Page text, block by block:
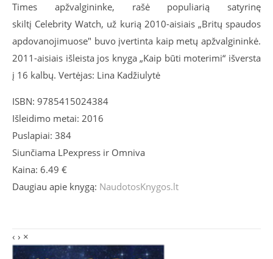
Times apžvalgininke, rašė populiarią satyrinę
skiltį Celebrity Watch, už kurią 2010-aisiais „Britų spaudos
apdovanojimuose" buvo įvertinta kaip metų apžvalgininkė.
2011-aisiais išleista jos knyga „Kaip būti moterimi“ išversta
į 16 kalbų. Vertėjas: Lina Kadžiulytė
ISBN: 9785415024384
Išleidimo metai: 2016
Puslapiai: 384
Siunčiama LPexpress ir Omniva
Kaina: 6.49 €
Daugiau apie knygą: NaudotosKnygos.lt
‹ › ×